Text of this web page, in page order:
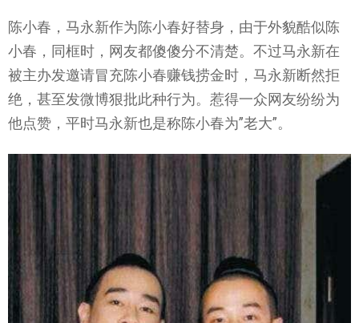
陈小春，马永新作为陈小春好替身，由于外貌酷似陈
小春，同框时，网友都傻傻分不清楚。不过马永新在
被主办发邀请冒充陈小春赚钱捞金时，马永新断然拒
绝，甚至发微博狠批此种行为。惹得一众网友纷纷为
他点赞，平时马永新也是称陈小春为”老大”。